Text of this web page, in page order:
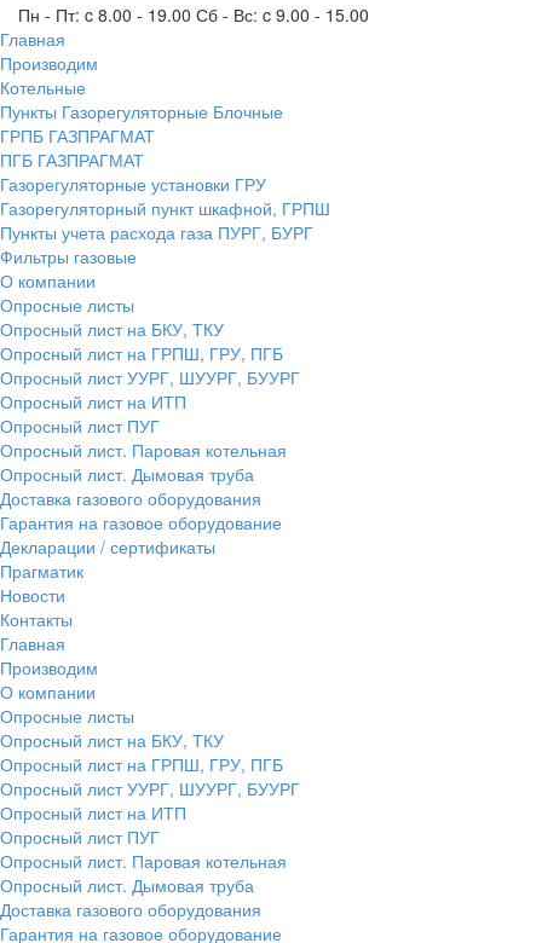
Пн - Пт: c 8.00 - 19.00 Сб - Вс: c 9.00 - 15.00
Главная
Производим
Котельные
Пункты Газорегуляторные Блочные
ГРПБ ГАЗПРАГМАТ
ПГБ ГАЗПРАГМАТ
Газорегуляторные установки ГРУ
Газорегуляторный пункт шкафной, ГРПШ
Пункты учета расхода газа ПУРГ, БУРГ
Фильтры газовые
О компании
Опросные листы
Опросный лист на БКУ, ТКУ
Опросный лист на ГРПШ, ГРУ, ПГБ
Опросный лист УУРГ, ШУУРГ, БУУРГ
Опросный лист на ИТП
Опросный лист ПУГ
Опросный лист. Паровая котельная
Опросный лист. Дымовая труба
Доставка газового оборудования
Гарантия на газовое оборудование
Декларации / сертификаты
Прагматик
Новости
Контакты
Главная
Производим
О компании
Опросные листы
Опросный лист на БКУ, ТКУ
Опросный лист на ГРПШ, ГРУ, ПГБ
Опросный лист УУРГ, ШУУРГ, БУУРГ
Опросный лист на ИТП
Опросный лист ПУГ
Опросный лист. Паровая котельная
Опросный лист. Дымовая труба
Доставка газового оборудования
Гарантия на газовое оборудование